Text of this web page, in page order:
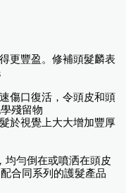
更豐盈。修補頭髮麟表
傷口復活，令頭皮和頭
殘留物
於視覺上大大增加豐厚
均勻倒在或噴洒在頭皮
合同系列的護髮產品